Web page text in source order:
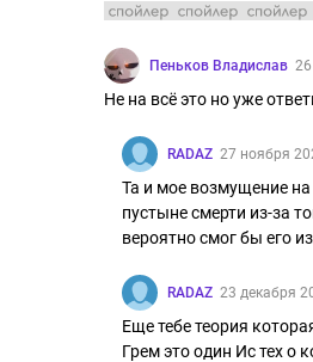
а также механический
Пеньков Владислав
Не на всё это но уже
RADAZ 27 ноября
Та и мое возмущение
пустыне смерти из-за
вероятно смог бы его
RADAZ 23 декабря
Еще тебе теория
Грем это один Ис тех о